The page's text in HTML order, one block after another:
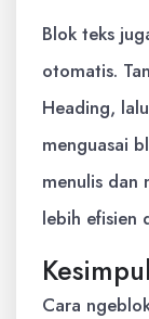
Blok teks
otomatis.
Heading,
menguasai
menulis dan
lebih efisien
Cara